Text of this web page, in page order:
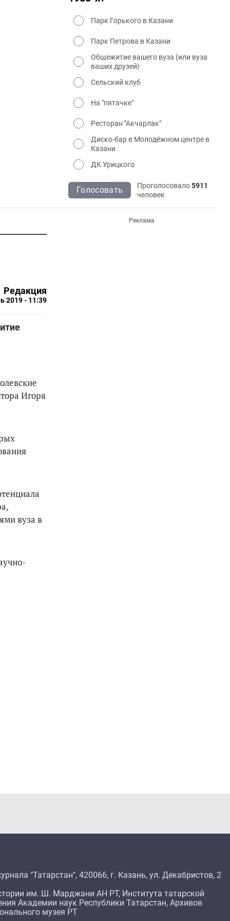
Парк Горького в Казани
Парк Петрова в Казани
Общежитие вашего вуза (или вуза
ваших друзей)
Сельский клуб
На "пятачке"
Ресторан "Акчарлак"
Диско-бар в Молодёжном центре в
Казани
ДК Урицкого
Голосовать Проголосовало5911
человек
Редакция
2019 - 11:39
Игоря
вуза в
Реклама
"Татарстан", 420066, г. Казань, ул. Декабристов, 2
им. Ш. Марджани АН РТ, Института татарской
Академии наук Республики Татарстан, Архивов
музея РТ